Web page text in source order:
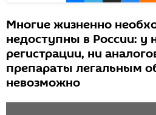
Многие жизненно
недоступны в России: у
регистрации, ни
препараты легальным
невозможно